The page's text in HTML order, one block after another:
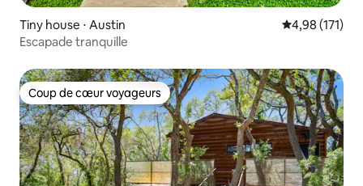
Tiny house ⋅ Austin Évaluation
4,98 (171)
Escapade tranquille
Coup de cœur voyageurs
Coup de cœur voyageurs